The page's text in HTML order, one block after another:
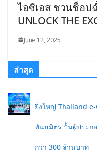
ไอซีเอส ชวนช็อป
UNLOCK THE
June 12, 2025
ล่าสุด
ยิ่งใหญ่ Thailand e-
พันธมิตร ปั้นผู้ประก
กว่า 300 ล้านบาท